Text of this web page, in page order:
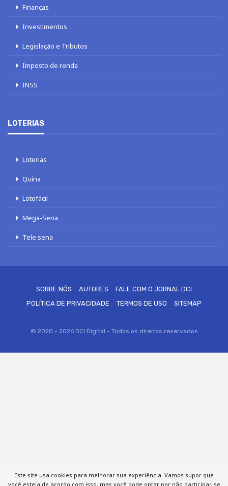
Finanças
Investimentos
Legislação e Tributos
Imposto de renda
INSS
LOTERIAS
Loterias
Quina
Lotofácil
Mega-Sena
Tele sena
SOBRE NÓS AUTORES
FALE COM O JORNAL DCI
POLÍTICA DE PRIVACIDADE
TERMOS DE USO SITEMAP
© 2020 - 2026 DCI Digital - Todos os direitos reservados
Este site usa cookies para melhorar sua experiência. Vamos supor que
você esteja de acordo com isso, mas você pode optar por não participar, se